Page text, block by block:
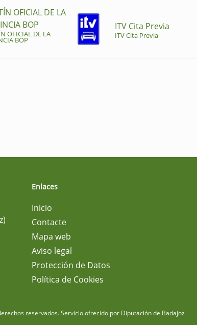
OFICIAL DE LA
BOP
OFICIAL DE LA
BOP
ITV Cita Previa
ITV Cita Previa
Enlaces
Inicio
Contacte
Mapa web
Aviso legal
Protección de Datos
Política de Cookies
reservados.Servicio ofrecido por Diputación de Badajoz